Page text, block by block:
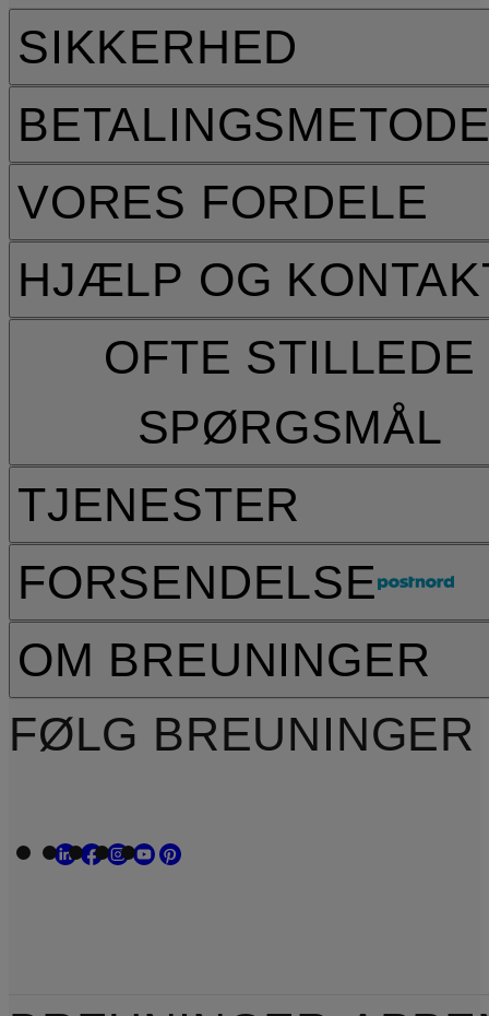
HJÆLP OG
OFTE STILLEDE
SPØRGSMÅL
TJENESTER
FORSENDELSE
SIKKERHED
VORES FORDELE
OM BREUNINGER
FØLG BREUNINGER